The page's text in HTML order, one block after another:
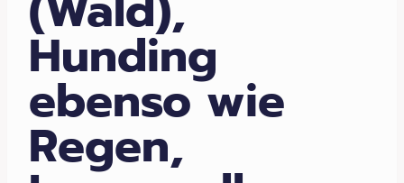
Hunding
ebenso wie
Regen,